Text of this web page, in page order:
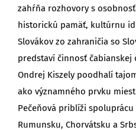
zahŕňa rozhovory s
historickú pamäť, kultúrnu
Slovákov zo zahraničia so
predstaví činnosť čabianskej
Ondrej Kiszely poodhalí
ako významného prvku
Pečeňová priblíži spoluprácu
Rumunsku, Chorvátsku a